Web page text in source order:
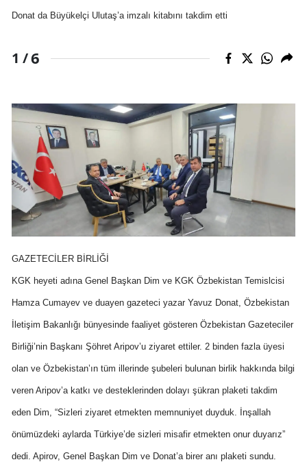
Donat da Büyükelçi Ulutaş’a imzalı kitabını takdim etti
1 /6
GAZETECİLER BİRLİĞİ
KGK heyeti adına Genel Başkan Dim ve KGK Özbekistan Temislcisi
Hamza Cumayev ve duayen gazeteci yazar Yavuz Donat, Özbekistan
İletişim Bakanlığı bünyesinde faaliyet gösteren Özbekistan Gazeteciler
Birliği’nin Başkanı Şöhret Aripov’u ziyaret ettiler. 2 binden fazla üyesi
olan ve Özbekistan’ın tüm illerinde şubeleri bulunan birlik hakkında bilgi
veren Aripov’a katkı ve desteklerinden dolayı şükran plaketi takdim
eden Dim, “Sizleri ziyaret etmekten memnuniyet duyduk. İnşallah
önümüzdeki aylarda Türkiye’de sizleri misafir etmekten onur duyarız”
dedi. Apirov, Genel Başkan Dim ve Donat’a birer anı plaketi sundu.